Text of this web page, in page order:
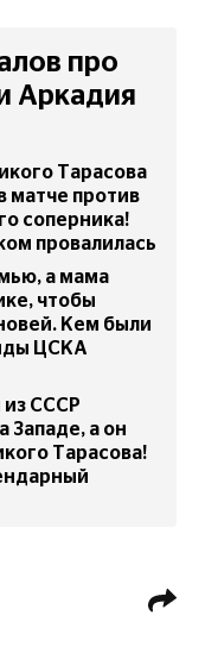
про
Аркадия
Тарасова
матче против
соперника!
провалилась
а мама
чтобы
Кем были
ЦСКА
из СССР
Западе, а он
Тарасова!